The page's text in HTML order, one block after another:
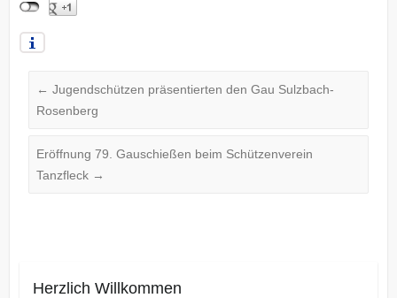
← Jugendschützen präsentierten den Gau Sulzbach-
Rosenberg
Eröffnung 79. Gauschießen beim Schützenverein
Tanzfleck →
Herzlich Willkommen